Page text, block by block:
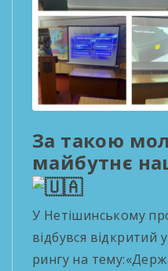
За такою
майбутнє
У Нетішинському
відбувся відкритий
рингу на